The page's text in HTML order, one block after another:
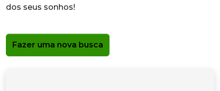
dos seus sonhos!
Fazer uma nova busca